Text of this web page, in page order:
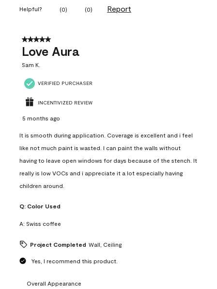
Helpful? (0) (0) Report
5 out of 5 stars.
Love Aura
Sam K.
VERIFIED PURCHASER
INCENTIVIZED REVIEW
5 months ago
It is smooth during application. Coverage is excellent and i feel
like not much paint is wasted. I can paint the walls without
having to leave open windows for days because of the stench. It
really is low VOCs and i appreciate it a lot especially having
children around.
Q: Color Used
A: Swiss coffee
Project Completed Wall, Ceiling
Yes, I recommend this product.
Overall Appearance